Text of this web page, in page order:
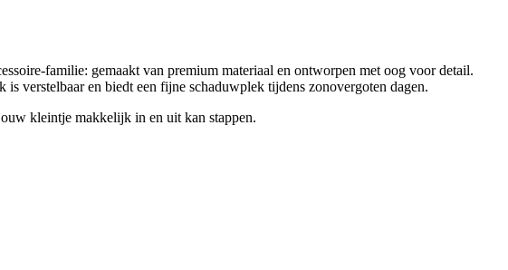
familie: gemaakt van premium materiaal en ontworpen met oog voor detail.
verstelbaar en biedt een fijne schaduwplek tijdens zonovergoten dagen.
kleintje makkelijk in en uit kan stappen.